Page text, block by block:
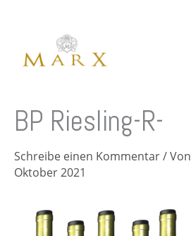
BP Riesling-R-
Schreibe einen Kommentar/ Von
Oktober 2021